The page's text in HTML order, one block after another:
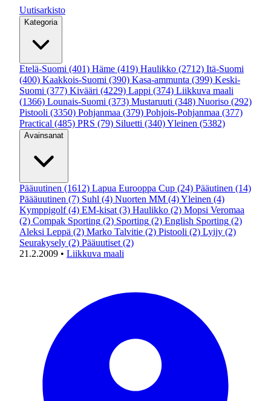
Uutisarkisto
Kategoria
Etelä-Suomi (401) Häme (419) Haulikko (2712) Itä-Suomi
(400) Kaakkois-Suomi (390) Kasa-ammunta (399) Keski-
Suomi (377) Kivääri (4229) Lappi (374) Liikkuva maali
(1366) Lounais-Suomi (373) Mustaruuti (348) Nuoriso (292)
Pistooli (3350) Pohjanmaa (379) Pohjois-Pohjanmaa (377)
Practical (485) PRS (79) Siluetti (340)Yleinen (5382)
Avainsanat
Pääuutinen (1612) Lapua Eurooppa Cup (24) Pääutinen (14)
Päääuutinen (7) Suhl (4) Nuorten MM (4)Yleinen (4)
Kymppigolf (4) EM-kisat (3) Haulikko (2) Mopsi Veromaa
(2) Compak Sporting (2) Sporting (2) English Sporting (2)
Aleksi Leppä (2) Marko Talvitie (2) Pistooli (2) Lyijy (2)
Seurakysely (2) Pääuutiset (2)
21.2.2009 • Liikkuva maali